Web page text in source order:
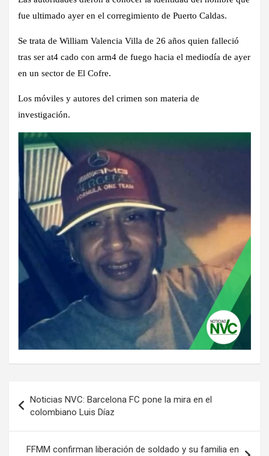
fue ultimado ayer en el corregimiento de Puerto Caldas.
Se trata de William Valencia Villa de 26 años quien falleció
tras ser at4 cado con arm4 de fuego hacia el mediodía de ayer
en un sector de El Cofre.
Los móviles y autores del crimen son materia de
investigación.
de
entradas
Noticias NVC: Barcelona FC pone la mira en el
colombiano Luis Díaz
FFMM confirman liberación de soldado y su familia en